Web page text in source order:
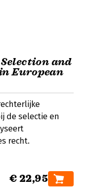
and
European
de selectie en
recht.
€ 22,95